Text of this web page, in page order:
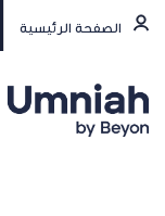
الصفحة الرئيسية